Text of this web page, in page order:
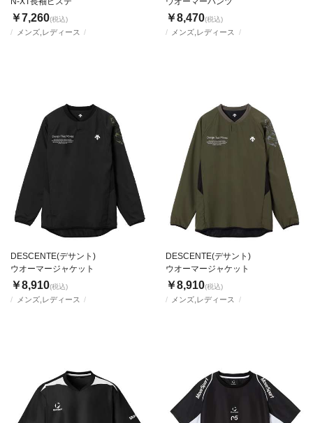
メンズ,レディース
￥7,260(税込)
メンズ,レディース
￥8,470(税込)
メンズ,レディース
DESCENTE(デサント)
ウオーマージャケット
￥8,910(税込)
メンズ,レディース
DESCENTE(デサント)
ウオーマージャケット
￥8,910(税込)